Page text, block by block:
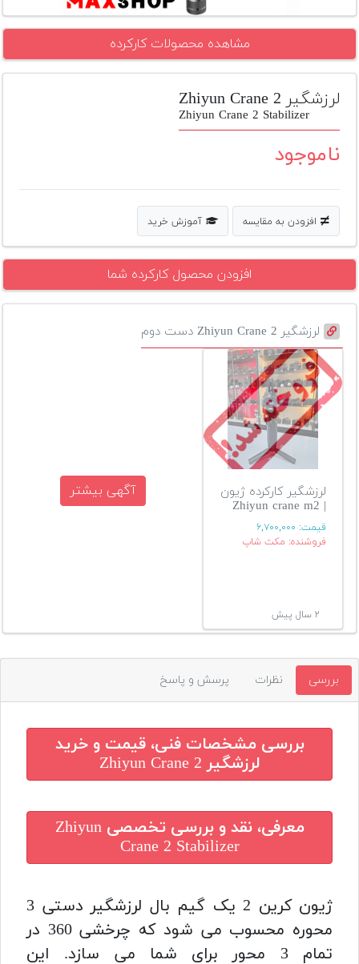
پلاس
افزودن
محصول
دست
دوم
دوربین
بله
مشاهده محصولات کارکرده
لرزشگیر Zhiyun Crane 2
Zhiyun Crane 2 Stabilizer
ناموجود
افزودن به مقایسه آموزش خرید
افزودن محصول کارکرده شما
لرزشگیر Zhiyun Crane 2 دست دوم
لرزشگیر کارکرده ژیون
| Zhiyun crane m2
قیمت: ۶,۷۰۰,۰۰۰
فروشنده: مکث شاپ
۲ سال پیش
آگهی بیشتر
بررسی نظرات پرسش و پاسخ
بررسی مشخصات فنی، قیمت و خرید
لرزشگیر Zhiyun Crane 2
معرفی، نقد و بررسی تخصصیZhiyun
Crane 2 Stabilizer
ژیون کرین 2 یک گیم بال لرزشگیر دستی 3
محوره محسوب می شود که چرخشی 360 در
تمام 3 محور برای شما می سازد.
این